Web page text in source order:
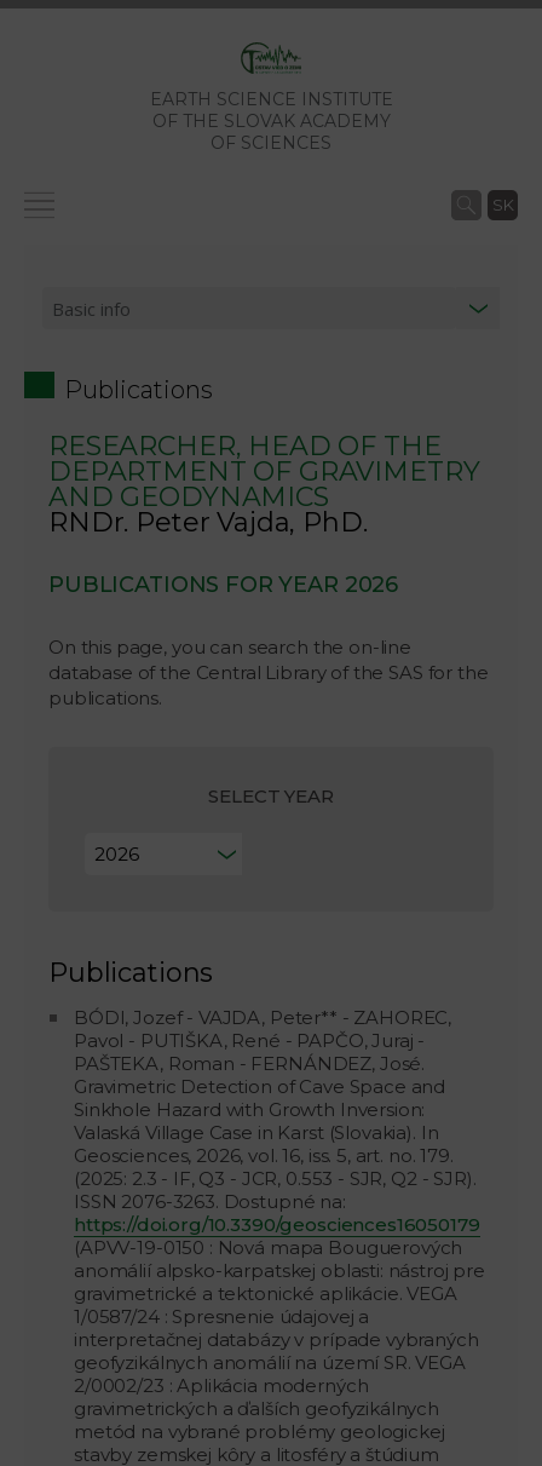
EARTH SCIENCE INSTITUTE
OF THE SLOVAK ACADEMY
OF SCIENCES
SK
Publications
RESEARCHER, HEAD OF THE
DEPARTMENT OF GRAVIMETRY
AND GEODYNAMICS
RNDr. Peter Vajda, PhD.
PUBLICATIONS FOR YEAR 2026
On this page, you can search the on-line
database of the Central Library of the SAS for the
publications.
SELECT YEAR
Publications
BÓDI, Jozef - VAJDA, Peter** - ZAHOREC,
Pavol - PUTIŠKA, René - PAPČO, Juraj -
PAŠTEKA, Roman - FERNÁNDEZ, José.
Gravimetric Detection of Cave Space and
Sinkhole Hazard with Growth Inversion:
Valaská Village Case in Karst (Slovakia). In
Geosciences, 2026, vol. 16, iss. 5, art. no. 179.
(2025: 2.3 - IF, Q3 - JCR, 0.553 - SJR, Q2 - SJR).
ISSN 2076-3263. Dostupné na:
https://doi.org/10.3390/geosciences16050179
(APVV-19-0150 : Nová mapa Bouguerových
anomálií alpsko-karpatskej oblasti: nástroj pre
gravimetrické a tektonické aplikácie. VEGA
1/0587/24 : Spresnenie údajovej a
interpretačnej databázy v prípade vybraných
geofyzikálnych anomálií na území SR. VEGA
2/0002/23 : Aplikácia moderných
gravimetrických a ďalších geofyzikálnych
metód na vybrané problémy geologickej
stavby zemskej kôry a litosféry a štúdium